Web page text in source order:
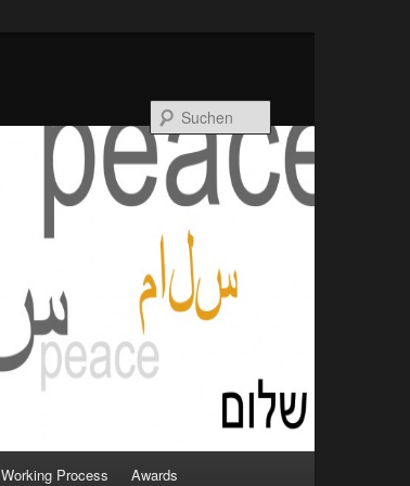
Working Process Awards